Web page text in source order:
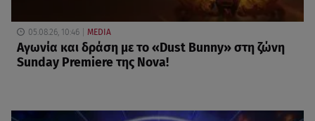
05.08.26, 10:46 MEDIA
Αγωνία και δράση με το «Dust Bunny» στη ζώνη
Sunday Premiere της Nova!